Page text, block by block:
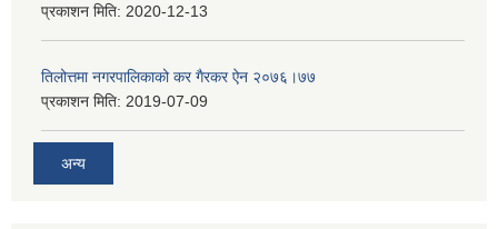
प्रकाशन मिति: 2020-12-13
तिलोत्तमा नगरपालिकाको कर गैरकर ऐन २०७६।७७
प्रकाशन मिति: 2019-07-09
अन्य